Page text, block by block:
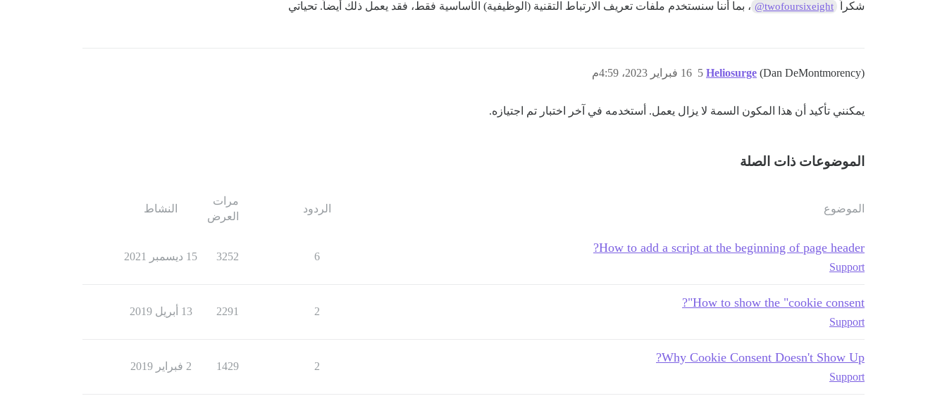
شكراً @twofoursixeight ، بما أننا سنستخدم ملفات تعريف الارتباط التقنية (الوظيفية) الأساسية فقط، فقد يعمل ذلك أيضاً. تحياتي
Heliosurge (Dan DeMontmorency) 16 فبراير 2023، 4:59م 5
يمكنني تأكيد أن هذا المكون السمة لا يزال يعمل. أستخدمه في آخر اختبار تم اجتيازه.
الموضوعات ذات الصلة
الموضوع الردود
مرات
العرض
النشاط
How to add a script at the beginning of page header?
Support
6
3252 15 ديسمبر 2021
How to show the "cookie consent"?
Support
2
2291 13 أبريل 2019
Why Cookie Consent Doesn't Show Up?
Support
2
1429 2 فبراير 2019